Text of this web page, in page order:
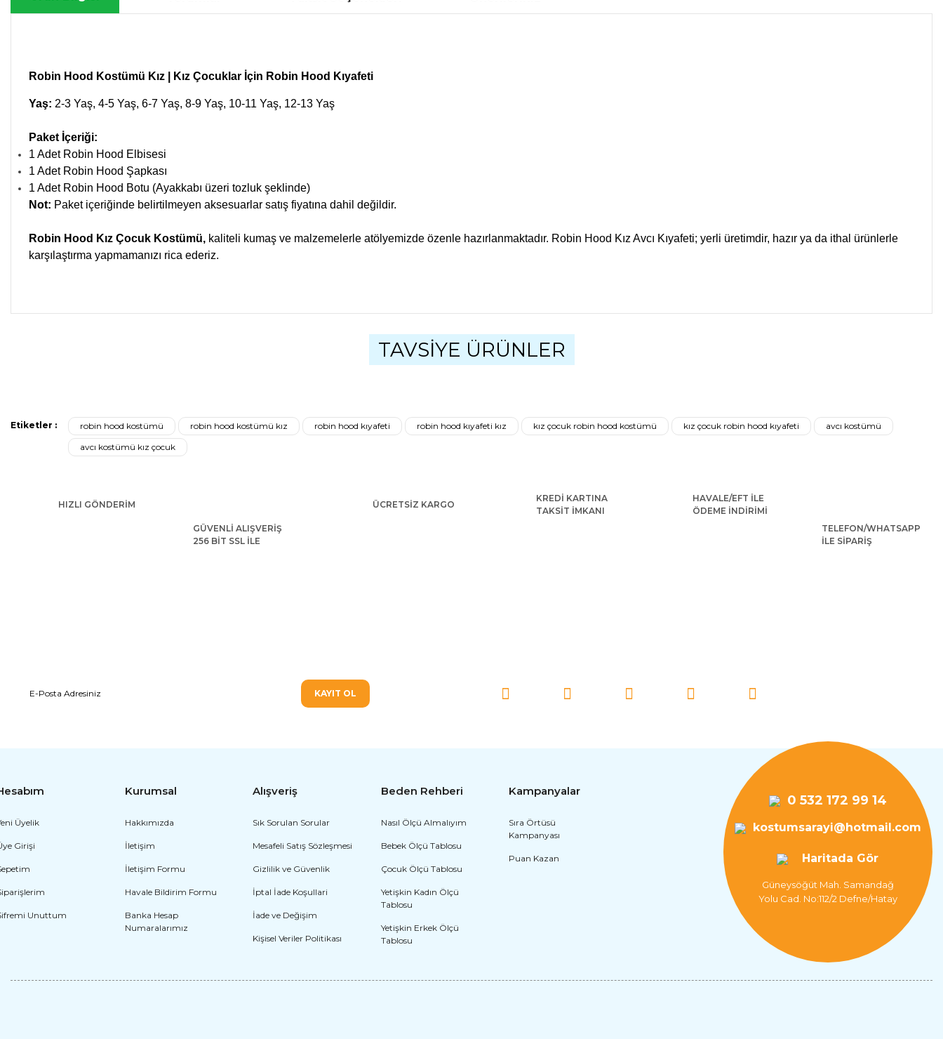
Robin Hood Kostümü Kız | Kız Çocuklar İçin Robin Hood Kıyafeti
Yaş: 2-3 Yaş, 4-5 Yaş, 6-7 Yaş, 8-9 Yaş, 10-11 Yaş, 12-13 Yaş
Paket İçeriği:
1 Adet Robin Hood Elbisesi
1 Adet Robin Hood Şapkası
1 Adet Robin Hood Botu (Ayakkabı üzeri tozluk şeklinde)
Not: Paket içeriğinde belirtilmeyen aksesuarlar satış fiyatına dahil değildir.
Robin Hood Kız Çocuk Kostümü, kaliteli kumaş ve malzemelerle atölyemizde özenle hazırlanmaktadır. Robin Hood Kız Avcı Kıyafeti; yerli üretimdir, hazır ya da ithal ürünlerle
karşılaştırma yapmamanızı rica ederiz.
Bu ürüne ilk yorumu siz yapın!
Bu ürünün fiyat bilgisi, resim, ürün açıklamalarında ve diğer konularda yetersiz gördüğünüz noktaları öneri formunu kullanarak tarafımıza iletebilirsiniz.
Ürün fiyatı diğer sitelerden daha pahalı.
Bu ürüne benzer farklı alternatifler olmalı.
TAVSİYE ÜRÜNLER
3.060,00 TL
Peter Pan Kostümü Model-1
2.829,60 TL
Peter Pan Kostümü Model-2
2.318,40 TL
Pinokyo Kostümü Lüx
3.386,88 TL
Etiketler : robin hood kostümü robin hood kostümü kız robin hood kıyafeti robin hood kıyafeti kız kız çocuk robin hood kostümü kız çocuk robin hood kıyafeti
avcı kostümü
avcı kostümü kız çocuk
HIZLI GÖNDERİM
GÜVENLİ ALIŞVERİŞ
256 BİT SSL İLE
ÜCRETSİZ KARGO
KREDİ KARTINA
TAKSİT İMKANI
HAVALE/EFT İLE
ÖDEME İNDİRİMİ
TELEFON/WHATSAPP
İLE SİPARİŞ
KAYIT OL
Üyelik
Girişi
Unuttum
Kurumsal
Hakkımızda
İletişim
İletişim Formu
Havale Bildirim Formu
Banka Hesap
Numaralarımız
Alışveriş
Sık Sorulan Sorular
Mesafeli Satış Sözleşmesi
Gizlilik ve Güvenlik
İptal İade Koşullari
İade ve Değişim
Kişisel Veriler Politikası
Beden Rehberi
Nasıl Ölçü Almalıyım
Bebek Ölçü Tablosu
Çocuk Ölçü Tablosu
Yetişkin Kadın Ölçü
Tablosu
Yetişkin Erkek Ölçü
Tablosu
Kampanyalar
Sıra Örtüsü
Kampanyası
Puan Kazan
0 532 172 99 14
kostumsarayi@hotmail.com
Haritada Gör
Güneysöğüt Mah. Samandağ
Yolu Cad. No:112/2 Defne/Hatay